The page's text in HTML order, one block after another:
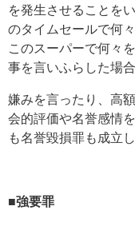
を発生させることを
のタイムセールで何
このスーパーで何々
事を言いふらした場合
嫌みを言ったり、高
会的評価や名誉感情
も名誉毀損罪も成立
■強要罪